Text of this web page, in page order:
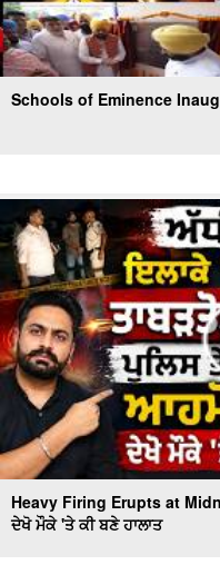
Schools of Eminence
Heavy Firing Erupts at
ਦੇਖੋ ਮੌਕੇ 'ਤੇ ਕੀ ਬਣੇ ਹਾਲਾਤ